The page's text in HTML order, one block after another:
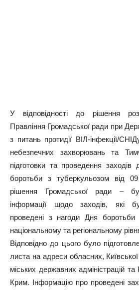
У відповідності до рішення
Правління Громадської ради при
з питань протидії ВІЛ-інфекції/
небезпечних захворювань та
підготовки та проведення
боротьби з туберкульозом від
рішення Громадської ради –
інформації щодо заходів, які
проведені з нагоди Дня
національному та регіональному
Відповідно до цього було
листа на адреси обласних,
міських державних адміністрацій та
Крим. Інформацію про проведені